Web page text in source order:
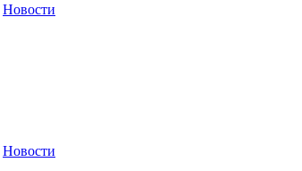
Новости
Новости